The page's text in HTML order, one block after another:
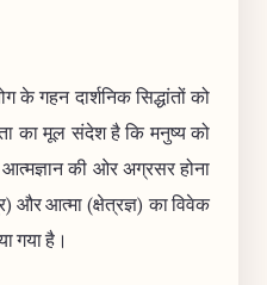
के गहन दार्शनिक सिद्धांतों को
का मूल संदेश है कि मनुष्य को
की ओर अग्रसर होना
और आत्मा (क्षेत्रज्ञ) का विवेक
गया है।